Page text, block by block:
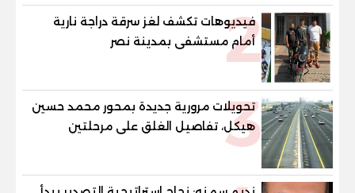
2
فيديوهات تكشف لغز سرقة دراجة نارية
أمام مستشفى بمدينة نصر
3
تحويلات مرورية جديدة بمحور محمد حسين
هيكل، تفاصيل الغلق على مرحلتين